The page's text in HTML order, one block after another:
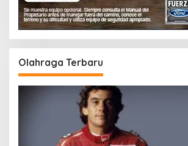
Olahraga Terbaru